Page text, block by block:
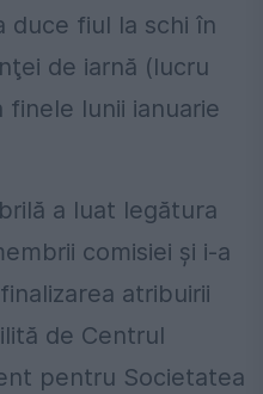
duce fiul la schi în
de iarnă (lucru
lunii ianuarie
a luat legătura
comisiei şi i-a
atribuirii
de Centrul
pentru Societatea